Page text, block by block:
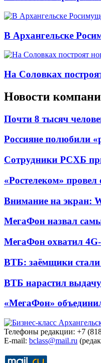
В Архангельске
На Соловках
Новости
Почти 8 тысяч
Россияне полюбили
Сотрудники РСХБ
«Ростелеком»
Внимание на экран:
МегаФон назвал
МегаФон охватил
ВТБ: заёмщики стали
ВТБ нарастил выдачу
«МегаФон»
Телефоны редакции: +7
E-mail: bclass@mail.ru